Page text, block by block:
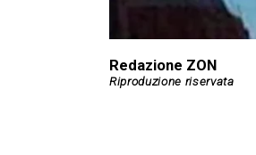
Redazione ZON